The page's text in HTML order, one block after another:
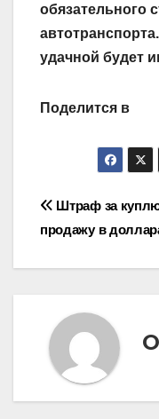
обязательного
удачной будет
Поделится в
по
Штраф за
продажу в